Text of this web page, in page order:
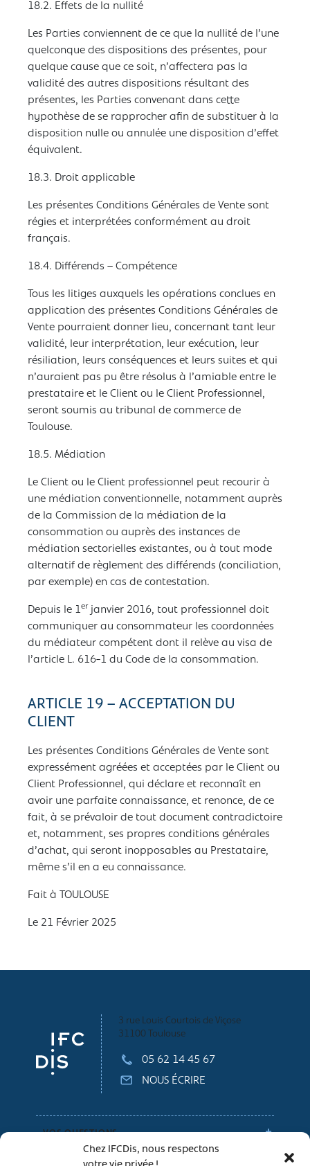
Chez IFCDis, nous respectons
18.2. Effets de la nullité
Les Parties conviennent de ce que la nullité de l’une
quelconque des dispositions des présentes, pour
quelque cause que ce soit, n’affectera pas la
validité des autres dispositions résultant des
présentes, les Parties convenant dans cette
hypothèse de se rapprocher afin de substituer à la
disposition nulle ou annulée une disposition d’effet
équivalent.
18.3. Droit applicable
Les présentes Conditions Générales de Vente sont
régies et interprétées conformément au droit
français.
18.4. Différends – Compétence
Tous les litiges auxquels les opérations conclues en
application des présentes Conditions Générales de
Vente pourraient donner lieu, concernant tant leur
validité, leur interprétation, leur exécution, leur
résiliation, leurs conséquences et leurs suites et qui
n’auraient pas pu être résolus à l’amiable entre le
prestataire et le Client ou le Client Professionnel,
seront soumis au tribunal de commerce de
Toulouse.
18.5. Médiation
Le Client ou le Client professionnel peut recourir à
une médiation conventionnelle, notamment auprès
de la Commission de la médiation de la
consommation ou auprès des instances de
médiation sectorielles existantes, ou à tout mode
alternatif de règlement des différends (conciliation,
par exemple) en cas de contestation.
Depuis le 1er janvier 2016, tout professionnel doit
communiquer au consommateur les coordonnées
du médiateur compétent dont il relève au visa de
l’article L. 616-1 du Code de la consommation.
ARTICLE 19 – ACCEPTATION DU
CLIENT
Les présentes Conditions Générales de Vente sont
expressément agréées et acceptées par le Client ou
Client Professionnel, qui déclare et reconnaît en
avoir une parfaite connaissance, et renonce, de ce
fait, à se prévaloir de tout document contradictoire
et, notamment, ses propres conditions générales
d’achat, qui seront inopposables au Prestataire,
même s’il en a eu connaissance.
Fait à TOULOUSE
Le 21 Février 2025
3 rue Louis Courtois de Viçose
31100 Toulouse
05 62 14 45 67
NOUS ÉCRIRE
VOS QUESTIONS